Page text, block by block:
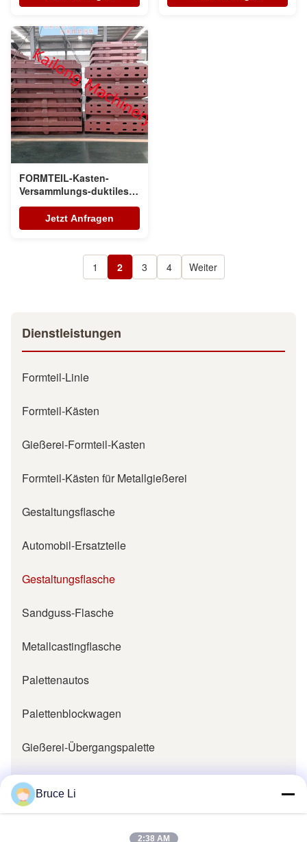
FORMTEIL-Kasten-
Versammlungs-duktiles
Eisen GGG50 CNC
Bearbeitungs
Jetzt Anfragen
1 2 3 4 Weiter
Dienstleistungen
Formteil-Linie
Formteil-Kästen
Gießerei-Formteil-Kasten
Formteil-Kästen für Metallgießerei
Gestaltungsflasche
Automobil-Ersatzteile
Gestaltungsflasche
Sandguss-Flasche
Metallcastingflasche
Palettenautos
Palettenblockwagen
Gießerei-Übergangspalette
Gießerei-Teile
Gießerei-Muster-Kissen
Bruce Li
2:38 AM